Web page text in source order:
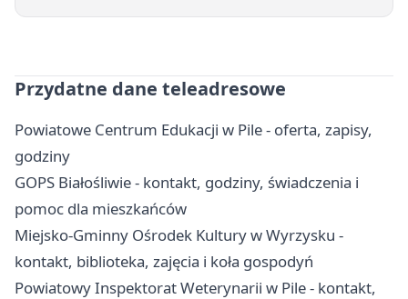
Przydatne dane teleadresowe
Powiatowe Centrum Edukacji w Pile - oferta, zapisy,
godziny
GOPS Białośliwie - kontakt, godziny, świadczenia i
pomoc dla mieszkańców
Miejsko-Gminny Ośrodek Kultury w Wyrzysku -
kontakt, biblioteka, zajęcia i koła gospodyń
Powiatowy Inspektorat Weterynarii w Pile - kontakt,